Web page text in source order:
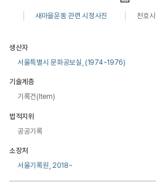
새마을운동 관련 시정사진 천호
생산자
서울특별시 문화공보실, (1974~1976)
기술계층
기록건(Item)
법적지위
공공기록
소장처
서울기록원, 2018~